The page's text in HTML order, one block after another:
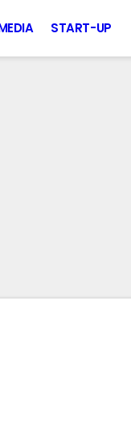
MEDIA START-UP